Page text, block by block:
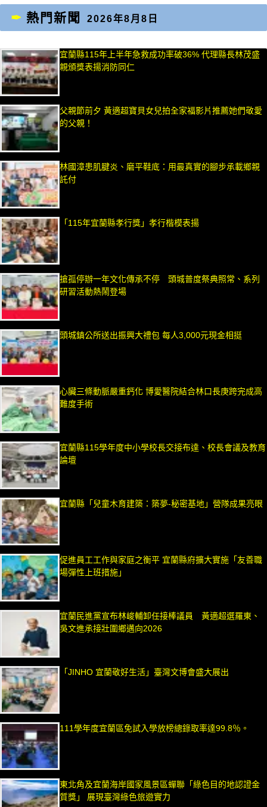
熱門新聞 2026年8月8日
宜蘭縣115年上半年急救成功率破36% 代理縣長林茂盛
親頒獎表揚消防同仁
父親節前夕 黃適超寶貝女兒拍全家福影片推薦她們敬愛
的父親！
林國漳患肌腱炎、磨平鞋底：用最真實的腳步承載鄉親
託付
「115年宜蘭縣孝行獎」孝行楷模表揚
搶孤停辦一年文化傳承不停 頭城普度祭典照常、系列
研習活動熱鬧登場
頭城鎮公所送出振興大禮包 每人3,000元現金相挺
心臟三條動脈嚴重鈣化 博愛醫院結合林口長庚跨完成高
難度手術
宜蘭縣115學年度中小學校長交接布達、校長會議及教育
論壇
宜蘭縣「兒童木育建築：築夢-秘密基地」營隊成果亮眼
促進員工工作與家庭之衡平 宜蘭縣府擴大實施「友善職
場彈性上班措施」
宜蘭民進黨宣布林峻輔卸任接棒議員 黃適超選羅東、
吳文進承接壯圍鄉邁向2026
「JINHO 宜蘭敬好生活」臺灣文博會盛大展出
111學年度宜蘭區免試入學放榜總錄取率達99.8％。
東北角及宜蘭海岸國家風景區蟬聯「綠色目的地認證金
質獎」 展現臺灣綠色旅遊實力